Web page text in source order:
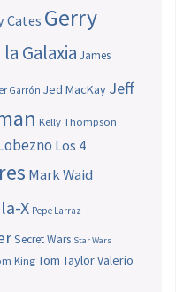
Cates Gerry
Galaxia James
Garrón Jed MacKay Jeff
Kelly Thompson
Los 4
Mark Waid
X Pepe Larraz
Secret Wars Star Wars
King Tom TaylorValerio